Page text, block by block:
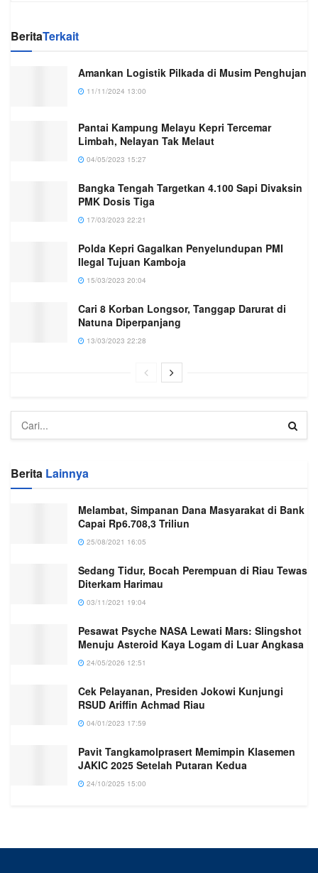
BeritaTerkait
Amankan Logistik Pilkada di Musim Penghujan
11/11/2024 13:00
Pantai Kampung Melayu Kepri Tercemar
Limbah, Nelayan Tak Melaut
04/05/2023 15:27
Bangka Tengah Targetkan 4.100 Sapi Divaksin
PMK Dosis Tiga
17/03/2023 22:21
Polda Kepri Gagalkan Penyelundupan PMI
Ilegal Tujuan Kamboja
15/03/2023 20:04
Cari 8 Korban Longsor, Tanggap Darurat di
Natuna Diperpanjang
13/03/2023 22:28
Berita Lainnya
Melambat, Simpanan Dana Masyarakat di Bank
Capai Rp6.708,3 Triliun
25/08/2021 16:05
Sedang Tidur, Bocah Perempuan di Riau Tewas
Diterkam Harimau
03/11/2021 19:04
Pesawat Psyche NASA Lewati Mars: Slingshot
Menuju Asteroid Kaya Logam di Luar Angkasa
24/05/2026 12:51
Cek Pelayanan, Presiden Jokowi Kunjungi
RSUD Ariffin Achmad Riau
04/01/2023 17:59
Pavit Tangkamolprasert Memimpin Klasemen
JAKIC 2025 Setelah Putaran Kedua
24/10/2025 15:00